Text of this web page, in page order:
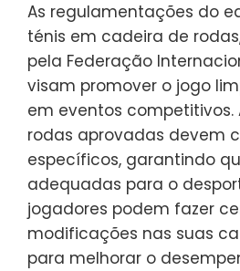
As regulamentações do
ténis em cadeira de
pela Federação
visam promover o jogo
em eventos competitivos.
rodas aprovadas devem
específicos, garantindo
adequadas para o
jogadores podem fazer
modificações nas suas
para melhorar o